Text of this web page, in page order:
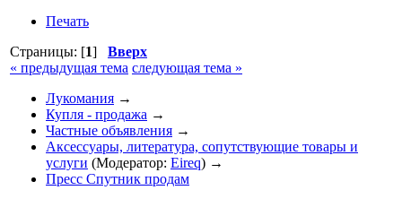
Печать
Страницы: [1] Вверх
« предыдущая тема следующая тема »
Лукомания →
Купля - продажа →
Частные объявления →
Аксессуары, литература, сопутствующие товары и
услуги (Модератор: Eireq) →
Пресс Спутник продам